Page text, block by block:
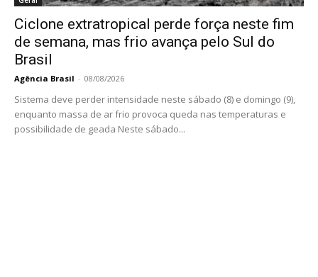
Ciclone extratropical perde força neste fim
de semana, mas frio avança pelo Sul do
Brasil
Agência Brasil - 08/08/2026
Sistema deve perder intensidade neste sábado (8) e domingo (9),
enquanto massa de ar frio provoca queda nas temperaturas e
possibilidade de geada Neste sábado...